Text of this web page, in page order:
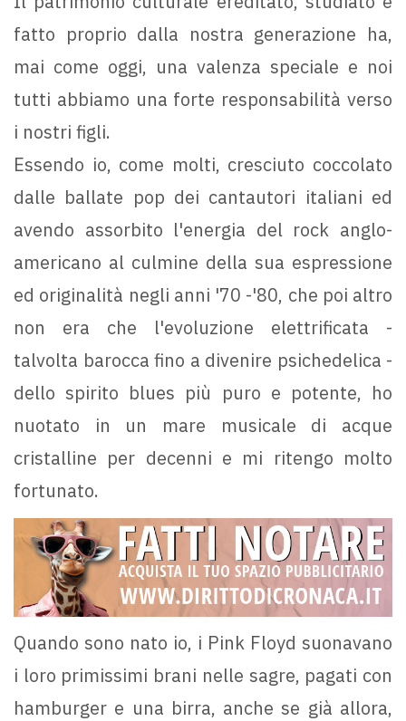
fatto proprio dalla nostra generazione ha,
mai come oggi, una valenza speciale e noi
tutti abbiamo una forte responsabilità verso
i nostri figli.
Essendo io, come molti, cresciuto coccolato
dalle ballate pop dei cantautori italiani ed
avendo assorbito l'energia del rock anglo-
americano al culmine della sua espressione
ed originalità negli anni '70 -'80, che poi altro
non era che l'evoluzione elettrificata -
talvolta barocca fino a divenire psichedelica -
dello spirito blues più puro e potente, ho
nuotato in un mare musicale di acque
cristalline per decenni e mi ritengo molto
fortunato.
Quando sono nato io, i Pink Floyd suonavano
i loro primissimi brani nelle sagre, pagati con
hamburger e una birra, anche se già allora,